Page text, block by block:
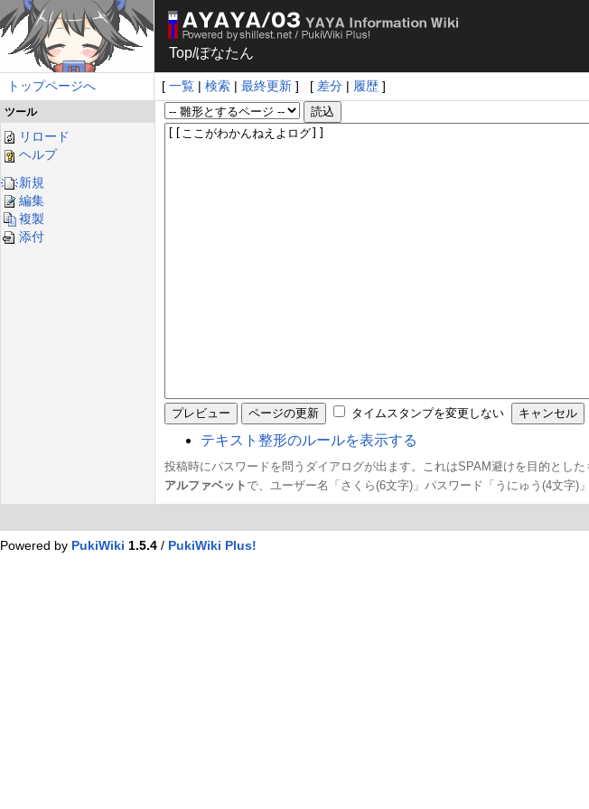
Top/ぽなたん
トップページへ [ 一覧 | 検索 | 最終更新 ] [ 差分 | 履歴 ]
ツール
リロード
ヘルプ
新規
編集
複製
添付
タイムスタンプを変更しない
テキスト整形のルールを表示する
投稿時にパスワードを問うダイアログが出ます。これはSPAM避けを目的とした
アルファベット で、ユーザー名「さくら(6文字)」パスワード「うにゅう(4文字)」
Powered by PukiWiki 1.5.4 / PukiWiki Plus!